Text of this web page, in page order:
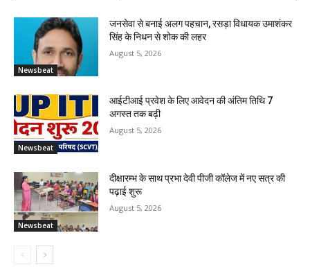
Newsbeat
जनसेवा से बनाई अलग पहचान, रसड़ा विधायक उमाशंकर
सिंह के निधन से शोक की लहर
August 5, 2026
Newsbeat
आईटीआई प्रवेश के लिए आवेदन की अंतिम तिथि 7
अगस्त तक बढ़ी
August 5, 2026
Newsbeat
दीक्षारम्भ के साथ प्रभा देवी पीजी कॉलेज में नए सत्र की
पढ़ाई शुरू
August 5, 2026